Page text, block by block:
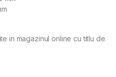
in magazinul online cu titlu de